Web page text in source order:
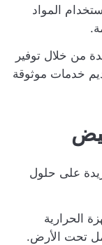
المواد
من خلال توفير
خدمات موثوقة
على حلول
الحرارية
تحت الأرض.